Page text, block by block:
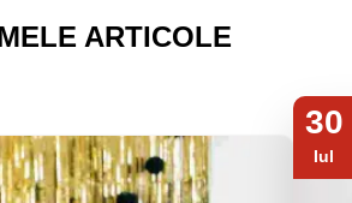
ARTICOLE
30
Iul